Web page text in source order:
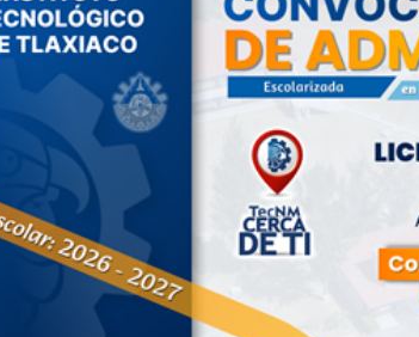
de infraestructura y equipo, así como
y acto protocolario de titulación).